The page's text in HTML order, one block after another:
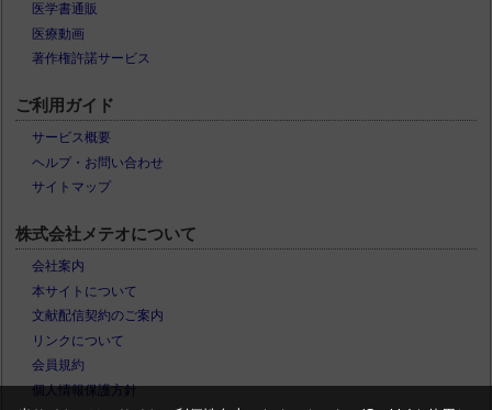
医学書通販
医療動画
著作権許諾サービス
ご利用ガイド
サービス概要
ヘルプ・お問い合わせ
サイトマップ
株式会社メテオについて
会社案内
本サイトについて
文献配信契約のご案内
リンクについて
会員規約
個人情報保護方針